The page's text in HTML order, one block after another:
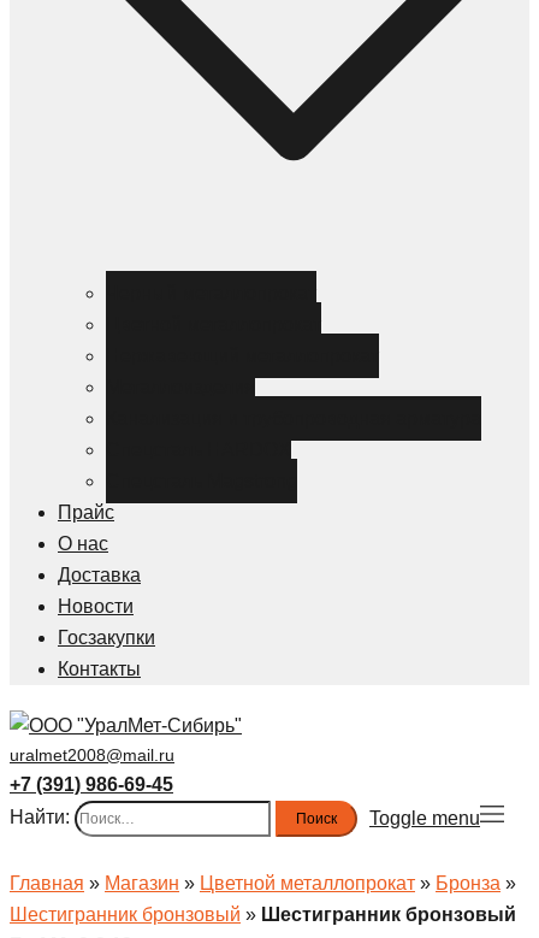
Прайс
О нас
Доставка
Новости
Госзакупки
Контакты
uralmet2008@mail.ru
+7 (391) 986-69-45
Найти:
Toggle menu
Главная » Магазин » Цветной металлопрокат » Бронза »
Шестигранник бронзовый » Шестигранник бронзовый